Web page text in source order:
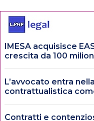
IMESA acquisisce
crescita da 100
L’avvocato entra
contrattualistica
Contratti e